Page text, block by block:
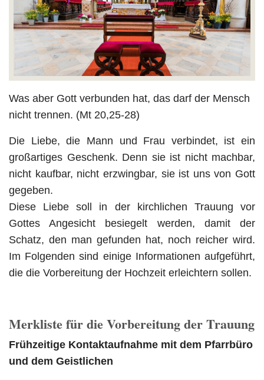
Was aber Gott verbunden hat, das darf der Mensch
nicht trennen. (Mt 20,25-28)
Die Liebe, die Mann und Frau verbindet, ist ein
großartiges Geschenk. Denn sie ist nicht machbar,
nicht kaufbar, nicht erzwingbar, sie ist uns von Gott
gegeben.
Diese Liebe soll in der kirchlichen Trauung vor
Gottes Angesicht besiegelt werden, damit der
Schatz, den man gefunden hat, noch reicher wird.
Im Folgenden sind einige Informationen aufgeführt,
die die Vorbereitung der Hochzeit erleichtern sollen.
Merkliste für die Vorbereitung der Trauung
Frühzeitige Kontaktaufnahme mit dem Pfarrbüro
und dem Geistlichen